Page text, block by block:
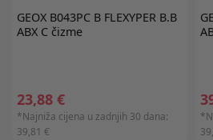
GEOXB043PC B FLEXYPER B.B
ABX C čizme
23,88 €
*Najniža cijena u zadnjih 30 dana:
39,81 €